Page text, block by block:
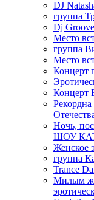
DJ
группа
Dj Groove
Место
группа
Место
Концерт
Концерт
Ночь,
ШОУ
Женское
группа
Trance
Милым